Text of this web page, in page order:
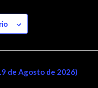
de Agosto de 2026)